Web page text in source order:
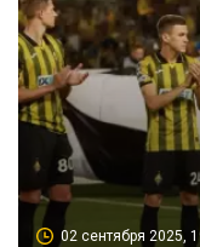
02 сентября 2025,